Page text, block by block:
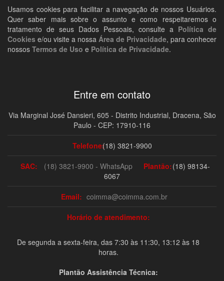
Usamos cookies para facilitar a navegação de nossos Usuários.
Quer saber mais sobre o assunto e como respeitaremos o
tratamento de seus Dados Pessoais, consulte a Política de
Cookies e/ou visite a nossa Área de Privacidade, para conhecer
nossos Termos de Uso e Política de Privacidade.
Entre em contato
Via Marginal José Dansieri, 605 - Distrito Industrial, Dracena, São
Paulo - CEP: 17910-116
Telefone:(18) 3821-9900
SAC: (18) 3821-9900 - WhatsApp Plantão:(18) 98134-
6067
Email: coimma@coimma.com.br
Horário de atendimento:
De segunda a sexta-feira, das 7:30 às 11:30, 13:12 às 18
horas.
Plantão Assistência Técnica: